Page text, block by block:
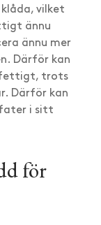
vilket
ännu
ännu mer
Därför kan
fettigt, trots
Därför kan
i sitt
för